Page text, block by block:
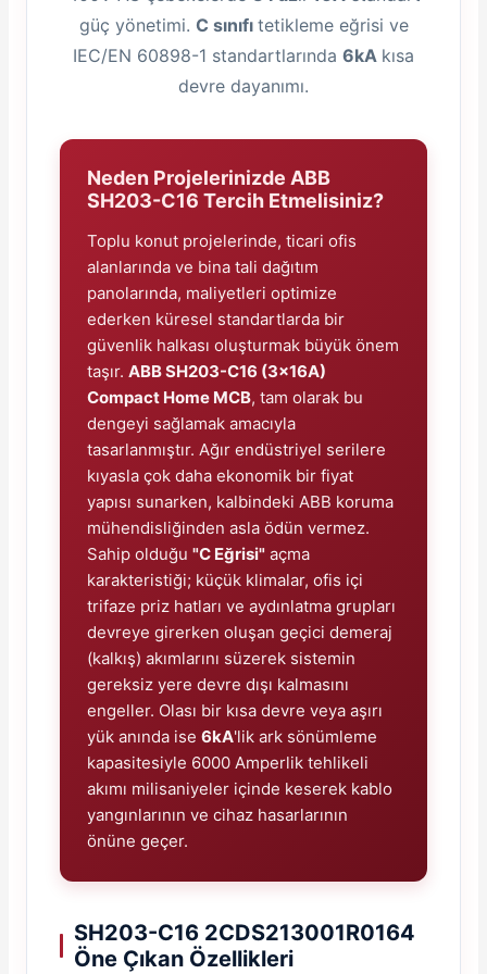
Pako Şalterler
güç yönetimi. C sınıfı tetikleme eğrisi ve
IEC/EN 60898-1 standartlarında 6kA kısa
devre dayanımı.
Neden Projelerinizde ABB
SH203-C16 Tercih Etmelisiniz?
Toplu konut projelerinde, ticari ofis
alanlarında ve bina tali dağıtım
panolarında, maliyetleri optimize
ederken küresel standartlarda bir
güvenlik halkası oluşturmak büyük önem
taşır. ABB SH203-C16 (3x16A)
Compact Home MCB, tam olarak bu
dengeyi sağlamak amacıyla
tasarlanmıştır. Ağır endüstriyel serilere
kıyasla çok daha ekonomik bir fiyat
yapısı sunarken, kalbindeki ABB koruma
mühendisliğinden asla ödün vermez.
Sahip olduğu "C Eğrisi" açma
karakteristiği; küçük klimalar, ofis içi
trifaze priz hatları ve aydınlatma grupları
devreye girerken oluşan geçici demeraj
(kalkış) akımlarını süzerek sistemin
gereksiz yere devre dışı kalmasını
engeller. Olası bir kısa devre veya aşırı
yük anında ise 6kA'lik ark sönümleme
kapasitesiyle 6000 Amperlik tehlikeli
akımı milisaniyeler içinde keserek kablo
yangınlarının ve cihaz hasarlarının
önüne geçer.
SH203-C16 2CDS213001R0164
Öne Çıkan Özellikleri